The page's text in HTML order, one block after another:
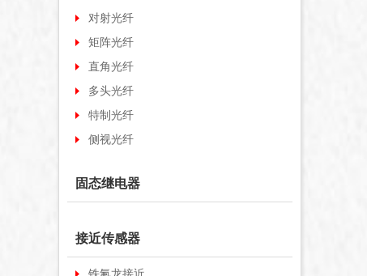
对射光纤
矩阵光纤
直角光纤
多头光纤
特制光纤
侧视光纤
固态继电器
接近传感器